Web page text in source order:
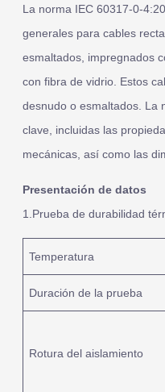
La norma IEC 60317-0-
generales para cables
esmaltados, impregnados
con fibra de vidrio. Estos
desnudo o esmaltados. La
clave, incluidas las
mecánicas, así como las
Presentación de datos
1.Prueba de durabilidad
Temperatura
Duración de la prueba
Rotura del aislamiento